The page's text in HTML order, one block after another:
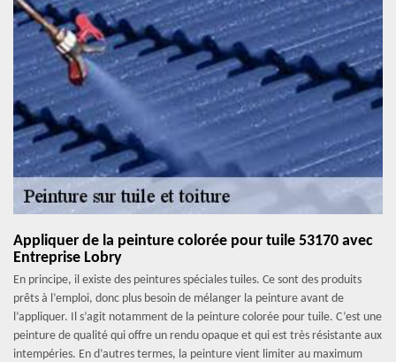
Appliquer de la peinture colorée pour tuile 53170 avec
Entreprise Lobry
En principe, il existe des peintures spéciales tuiles. Ce sont des produits
prêts à l’emploi, donc plus besoin de mélanger la peinture avant de
l’appliquer. Il s’agit notamment de la peinture colorée pour tuile. C’est une
peinture de qualité qui offre un rendu opaque et qui est très résistante aux
intempéries. En d’autres termes, la peinture vient limiter au maximum